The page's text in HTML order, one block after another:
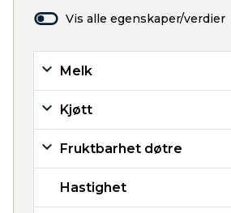
Vis alle egenskaper/verdier
Melk
Kjøtt
Fruktbarhet døtre
Hastighet